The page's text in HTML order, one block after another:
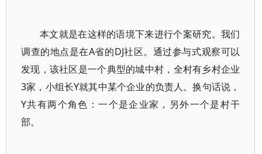
本文就是在这样的语境下来进行个案研究。我们
调查的地点是在A省的DJ社区。通过参与式观察可以
发现，该社区是一个典型的城中村，全村有乡村企业
3家，小组长Y就其中某个企业的负责人。换句话说，
Y共有两个角色：一个是企业家，另外一个是村干
部。